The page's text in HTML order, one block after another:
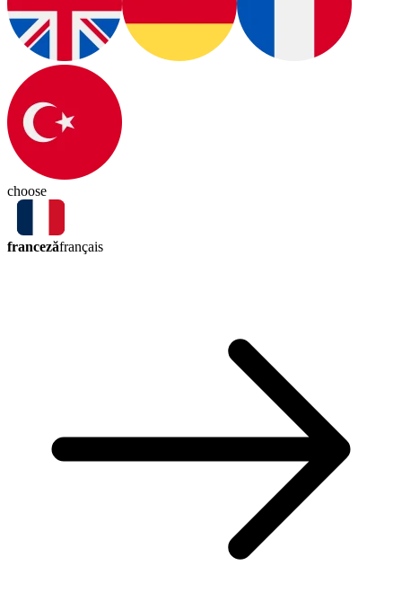
choose
francezăfrançais